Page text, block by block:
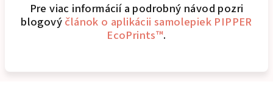
Pre viac informácií a podrobný návod pozri
blogovýčlánok o aplikácii samolepiek PIPPER
EcoPrints™.